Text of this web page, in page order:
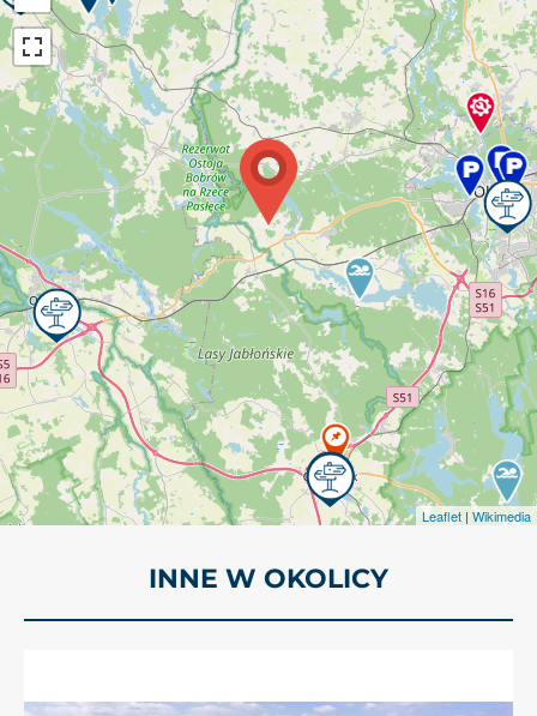
Leaflet | Wikimedia
INNE W OKOLICY